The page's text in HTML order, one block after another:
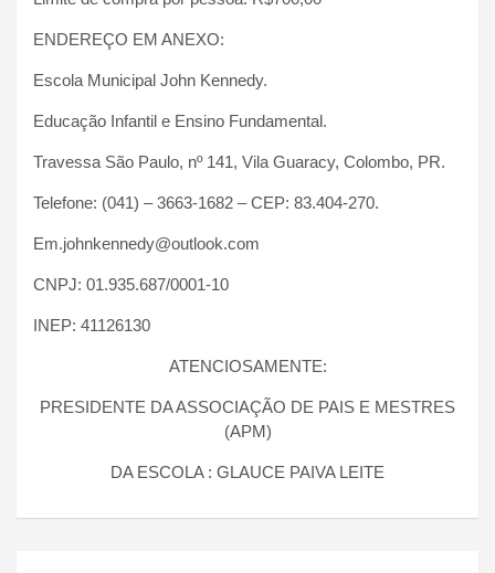
ENDEREÇO EM ANEXO:
Escola Municipal John Kennedy.
Educação Infantil e Ensino Fundamental.
Travessa São Paulo, nº 141, Vila Guaracy, Colombo, PR.
Telefone: (041) – 3663-1682 – CEP: 83.404-270.
Em.johnkennedy@outlook.com
CNPJ: 01.935.687/0001-10
INEP: 41126130
ATENCIOSAMENTE:
PRESIDENTE DA ASSOCIAÇÃO DE PAIS E MESTRES
(APM)
DA ESCOLA : GLAUCE PAIVA LEITE